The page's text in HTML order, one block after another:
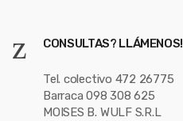
CONSULTAS? LLÁMENOS!
Tel. colectivo 472 26775
Barraca 098 308 625
MOISES B. WULF S.R.L